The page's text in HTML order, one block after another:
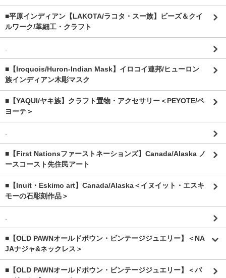
■平原インディアン【LAKOTA/ラコタ・スー族】ビーズ＆クイ
ルワーク/革細工・クラフト
.
■【Iroquois/Huron-Indian Mask】イロコイ連邦/ヒューロン
族インディアン木彫マスク
■【YAQUI/ヤキ族】クラフト置物・アクセサリー＜PEYOTE/ペ
ヨーテ＞
.
■【First Nationsファーストネーションズ】Canada/Alaska ノ
ースコースト先住民アート
■【Inuit・Eskimo art】Canada/Alaska＜イヌイット・エスキ
モーの石彫刻作品＞
.
■【OLD PAWNオールドポウン・ビンテージジュエリー】＜NA
JAナジャ&ネックレス＞
■【OLD PAWNオールドポウン・ビンテージジュエリー】＜バ